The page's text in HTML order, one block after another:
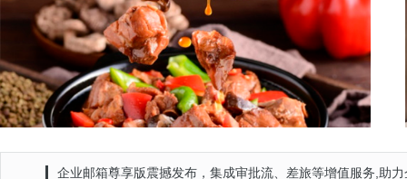
企业邮箱尊享版震撼发布，集成审批流、差旅等增值服务,助
昆明橙子教育